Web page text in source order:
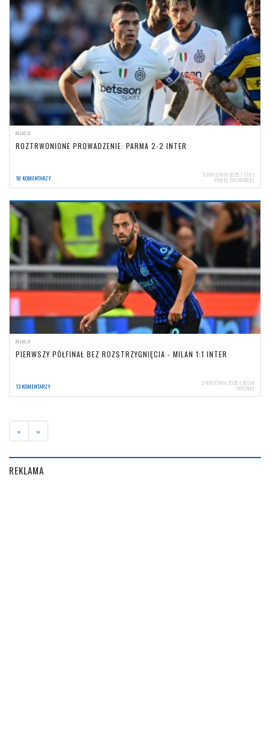
RELACJE
ROZTRWONIONE PROWADZENIE: PARMA 2-2 INTER
18 KOMENTARZY 5 KWIETNIA 2025 | 17:03
PAWEŁ ŚWINARSKI
RELACJE
PIERWSZY PÓŁFINAŁ BEZ ROZSTRZYGNIĘCIA - MILAN 1:1 INTER
13 KOMENTARZY 2 KWIETNIA 2025 | 20:04
INTER00
« »
REKLAMA